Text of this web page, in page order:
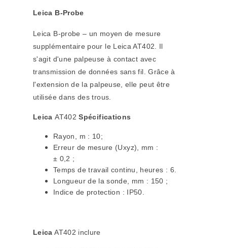
Leica B-Probe
Leica B-probe – un moyen de mesure
supplémentaire pour le Leica AT402. Il
s'agit d'une palpeuse à contact avec
transmission de données sans fil. Grâce à
l'extension de la palpeuse, elle peut être
utilisée dans des trous.
LeicaAT402Spécifications
Rayon, m : 10;
Erreur de mesure (Uxyz), mm :
± 0,2 ;
Temps de travail continu, heures : 6.
Longueur de la sonde, mm : 150 ;
Indice de protection : IP50.
Leica AT402 inclure